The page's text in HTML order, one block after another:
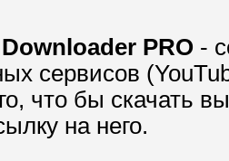
PRO -
сервисов
что бы скачать
на него.